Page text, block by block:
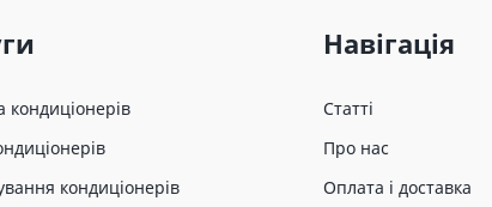
кондиціонерів
кондиціонерів
Навігація
Статті
Про нас
Оплата і доставка